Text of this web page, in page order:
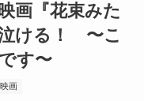
画『花束みた
ける！ 〜こ
す〜
映画